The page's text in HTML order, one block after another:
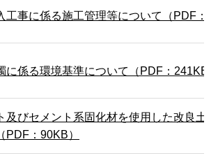
工事に係る施工管理等について（PDF：
に係る環境基準について（PDF：241KB
及びセメント系固化材を使用した改良土
PDF：90KB）